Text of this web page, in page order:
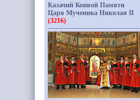
Казачий Конвой Памяти
Царя Мученика Николая II
(3216)